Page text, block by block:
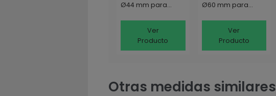
Ø44 mm para
Ver
Producto
Ø60 mm para
Ver
Producto
Otras medidas similares